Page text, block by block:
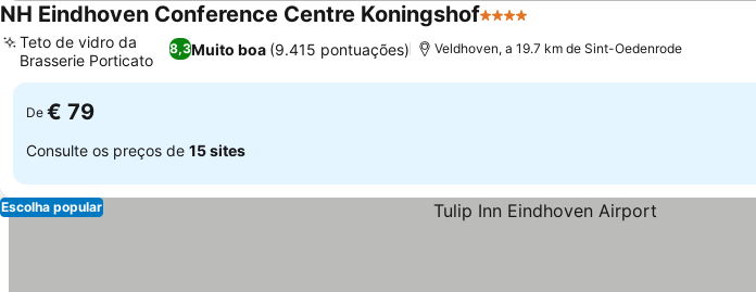
NH Eindhoven Conference Centre Koningshof4 Estrelas
8,3Muito boa (9.415 pontuações)
Teto de vidro da
Brasserie Porticato
Veldhoven, a 19.7 km de Sint-Oedenrode
De € 79
Consulte os preços de 15 sites
Escolha popular